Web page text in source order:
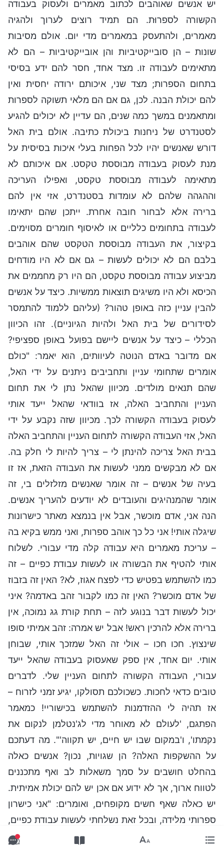
יש אנשים שאוהבים לכתוב מאמרים ולעסוק בעבודה
הקשורה לספרוּת. הם תמיד רוצים לערוך ולהגיה
מאמרים, ולהתעסק במאמרים מדי יום. אולם מסיבות
שונות – הן סובייקטיביות והן אובייקטיביות – הם לא
מתאימים לעבודה זו. מצד אחד, חסר להם ידע בסיסי
בתחום הספרות; מצד שני, איכותם ירודה יחסית ואין
להם יכולת הבנה. לכן, גם אם הם מלאי תשוקה לספרות
ומתאמנים במשך כמה שנים, הם עדיין לא יכולים להגיע
לסטנדרט של ניחנות ביכולת כתיבה. אולם בית האל
דורש שאנשים יהיו לכל הפחות בעלי איכות בסיסית על
מנת לעסוק בעבודה מבוססת טקסט. אם איכותם לא
מתאימה לעבודה מבוססת טקסט, ואפילו העריכה
וההגהה שלהם לא עומדות בסטנדרט, אזי אין להם
ברירה אלא לבחור חובה אחרת. ייתכן שהם יתאימו
לעבודה בתחומים כלליים או לאיסוף חומרים מסוימים.
בקיצור, את העבודה מבוססת הטקסט שהם אוהבים
בלבם הם לא יכולים לעשות – גם אם לא היו מודחים
מביצוע עבודה מבוססת טקסט, הם היו רק מחממים את
הכיסא ולא היו משיגים תוצאות ממשיות. כיצד על אנשים
להבין עניין כזה באופן טהור? (עליהם ללמוד להתמסר
לסידורים של בית האל ולהיות הגיוניים). זהו הכיוון
הכללי – כיצד על אנשים ליישם בפועל באופן ספציפי?
אם מדובר באדם הנוטה לעיוותים, הוא יאמר: "כולם
אומרים שתחומי עניין ותחביבים ניתנים על ידי האל,
שהם תנאים מולדים. מכיוון שהאל נתן לי את תחום
העניין והתחביב האלה, אז בוודאי שהאל ייעד אותי
לעסוק בעבודה הקשורה לכך. מכיוון שזה נקבע על ידי
האל, אזי העבודה הקשורה לתחום העניין והתחביב האלה
בבית האל צריכה להינתן לי – צריך להיות לי חלק בה.
אם לא מבקשים ממני לעשות את העבודה הזאת, אז זו
בעיה של אנשים – זה אומר שאנשים מזלזלים בי, זה
אומר שהמנהיגים והעובדים לא יודעים להעריך אנשים.
הנה אני, אדם מוכשר, אבל אין בנמצא מאתר כישרונות
שיגלה אותי! אני כל כך אוהב ספרות, ואני ממש בקיא בה
– עריכת מאמרים היא עבודה קלה מדי עבורי. לשלוח
אותי להטיף את הבשורה או לעשות עבודת כפיים – זה
כמו להשתמש בפטיש כדי לפצח אגוז, לא? האין זה בזבוז
של אדם מוכשר? האין זה כמו לקבור זהב באדמה? איני
יכול לעשות דבר בנוגע לזה – תחת קורת גג נמוכה, אין
ברירה אלא להרכין ראש! אבל יש אמרה: זהב אמיתי סופו
שינצוץ. חכו חכו – אולי זה האל שמזכך אותי, שבוחן
אותי. יום אחד, אין ספק שאעסוק בעבודה שהאל ייעד
עבורי, העבודה הקשורה לתחום העניין שלי. לדברים
טובים כדאי לחכות. כשכולכם תסולקו, יגיע זמני לזרוח –
אז תהיה לי ההזדמנות להשתמש בכישוריי! כמאמר
הפתגם, 'לעולם לא מאוחר מדי לג'נטלמן לנקום את
נקמתו', ו'במקום שבו יש חיים, יש תקווה'". מה דעתכם
על ההשקפות האלה? הן שגויות, נכון? אנשים כאלה
בהחלט חושבים על סמך משאלות לב ואף מתכננים
לטווח ארוך, אך לא ידוע אם אכן יש להם יכולת אמיתית.
יש כאלה שאף חשים מקופחים, ואומרים: "אני כישרון
ספרותי מלידה, ובכל זאת נשלחתי לעשות עבודת כפיים,
כשאני מכוסה בבוץ כל היום. ולמי אני יכול לפנות בעניין